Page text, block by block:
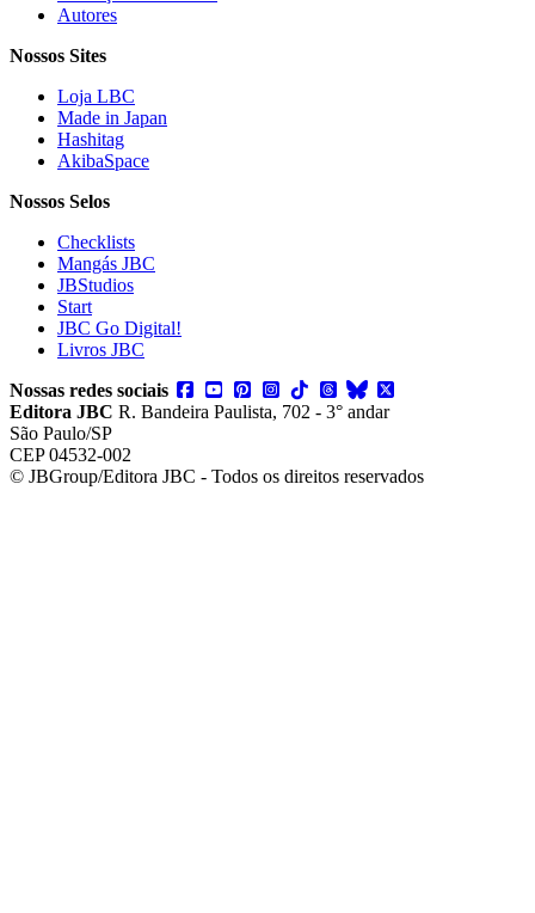
Autores
Nossos Sites
Loja LBC
Made in Japan
Hashitag
AkibaSpace
Nossos Selos
Checklists
Mangás JBC
JBStudios
Start
JBC Go Digital!
Livros JBC
Nossas redes sociais
Editora JBC R. Bandeira Paulista, 702 - 3° andar
São Paulo/SP
CEP 04532-002
© JBGroup/Editora JBC - Todos os direitos reservados